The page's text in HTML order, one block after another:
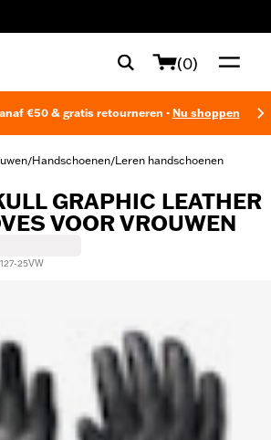
(0)
€50 & gratis retourneren - Nu shoppen
/Handschoenen/Leren handschoenen
GRAPHIC LEATHER
VOOR VROUWEN
25VW